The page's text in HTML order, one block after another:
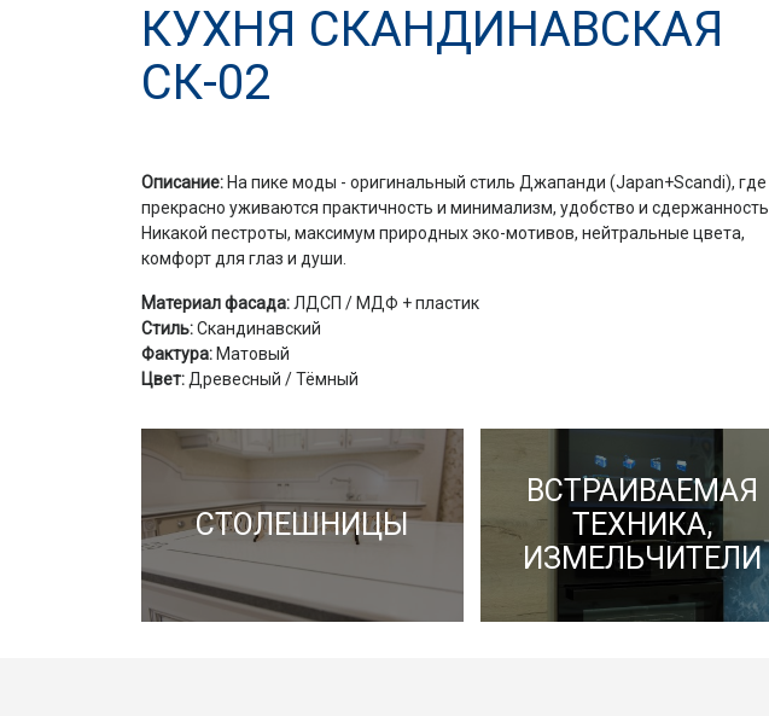
КУХНЯ СКАНДИНАВСКАЯ
СК-02
Описание: На пике моды - оригинальный стиль Джапанди (Japan+Scandi), где
прекрасно уживаются практичность и минимализм, удобство и сдержанность.
Никакой пестроты, максимум природных эко-мотивов, нейтральные цвета,
комфорт для глаз и души.
Материал фасада: ЛДСП / МДФ + пластик
Стиль:Скандинавский
Фактура: Матовый
Цвет: Древесный / Тёмный
СТОЛЕШНИЦЫ
ВСТРАИВАЕМАЯ
ТЕХНИКА,
ИЗМЕЛЬЧИТЕЛИ